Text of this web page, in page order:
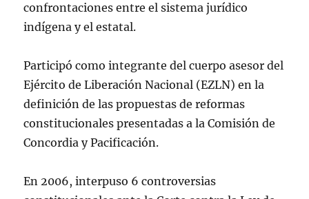
confrontaciones entre el sistema jurídico
indígena y el estatal.
Participó como integrante del cuerpo asesor del
Ejército de Liberación Nacional (EZLN) en la
definición de las propuestas de reformas
constitucionales presentadas a la Comisión de
Concordia y Pacificación.
En 2006, interpuso 6 controversias